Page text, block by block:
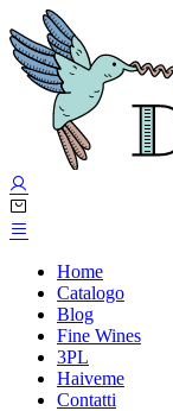
Home
Catalogo
Blog
Fine Wines
3PL
Haiveme
Contatti